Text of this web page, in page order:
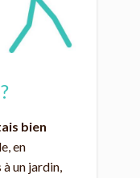
bien
en
à un jardin,